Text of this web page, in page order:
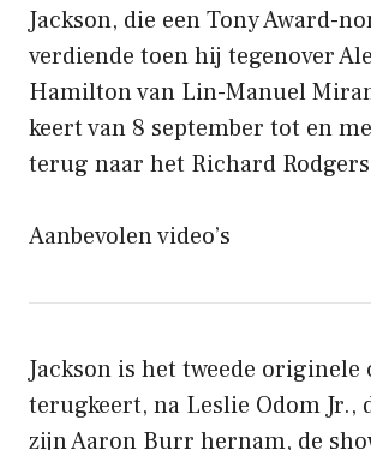
Jackson, die een Tony Award-
verdiende toen hij tegenover
Hamilton van Lin-Manuel
keert van 8 september tot en
terug naar het Richard
Aanbevolen video’s
Jackson is het tweede originele
terugkeert, na Leslie Odom Jr.,
zijn Aaron Burr hernam, de